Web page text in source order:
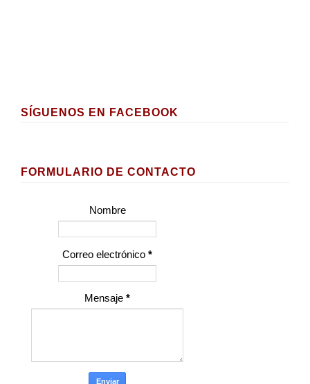
SÍGUENOS EN FACEBOOK
FORMULARIO DE CONTACTO
Nombre
Correo electrónico *
Mensaje *